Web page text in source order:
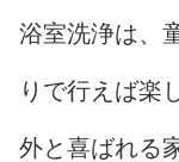
浴室洗浄は、
りで行えば楽
外と喜ばれる